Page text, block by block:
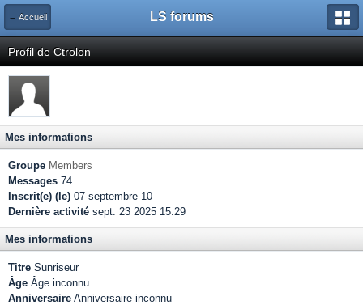
← Accueil LS forums
Profil de Ctrolon
Mes informations
Groupe Members
Messages 74
Inscrit(e) (le) 07-septembre 10
Dernière activité sept. 23 2025 15:29
Mes informations
Titre Sunriseur
Âge Âge inconnu
Anniversaire Anniversaire inconnu